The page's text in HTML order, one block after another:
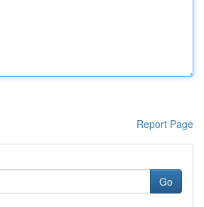
Report Page
Go